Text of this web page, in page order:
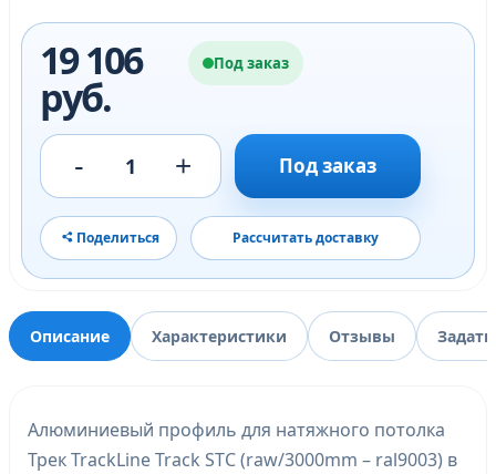
19 106
руб.
Под заказ
- 1 + Под заказ
Поделиться Рассчитать доставку
Описание Характеристики Отзывы
Алюминиевый профиль для натяжного потолка
Трек TrackLine Track STC (raw/3000mm – ral9003) в